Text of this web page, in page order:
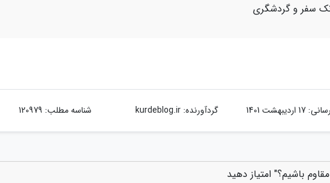
سفر و گردشگری
17 اردیبهشت 1401 گردآورنده:kurdeblog.ir شناسه مطلب: 120979
باشیم؟" امتیاز دهید